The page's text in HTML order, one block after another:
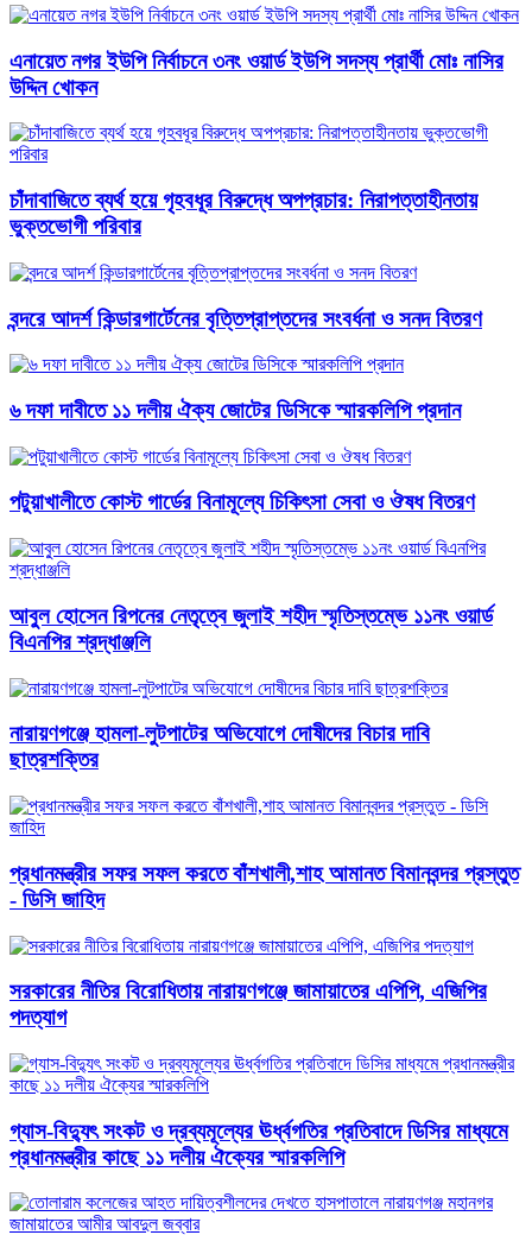
এনায়েত নগর ইউপি নির্বাচনে ৩নং ওয়ার্ড ইউপি সদস্য প্রার্থী মোঃ নাসির
উদ্দিন খোকন
চাঁদাবাজিতে ব্যর্থ হয়ে গৃহবধূর বিরুদ্ধে অপপ্রচার: নিরাপত্তাহীনতায়
ভুক্তভোগী পরিবার
বন্দরে আদর্শ কিন্ডারগার্টেনের বৃত্তিপ্রাপ্তদের সংবর্ধনা ও সনদ বিতরণ
৬ দফা দাবীতে ১১ দলীয় ঐক্য জোটের ডিসিকে স্মারকলিপি প্রদান
পটুয়াখালীতে কোস্ট গার্ডের বিনামূল্যে চিকিৎসা সেবা ও ঔষধ বিতরণ
আবু্ল হোসেন রিপনের নেতৃত্বে জুলাই শহীদ স্মৃতিস্তম্ভে ১১নং ওয়ার্ড
বিএনপির শ্রদ্ধাঞ্জলি
নারায়ণগঞ্জে হামলা-লুটপাটের অভিযোগে দোষীদের বিচার দাবি
ছাত্রশক্তির
প্রধানমন্ত্রীর সফর সফল করতে বাঁশখালী,শাহ আমানত বিমানবন্দর প্রস্তুত
- ডিসি জাহিদ
সরকারের নীতির বিরোধিতায় নারায়ণগঞ্জে জামায়াতের এপিপি, এজিপির
পদত্যাগ
গ্যাস-বিদ্যুৎ সংকট ও দ্রব্যমূল্যের ঊর্ধ্বগতির প্রতিবাদে ডিসির মাধ্যমে
প্রধানমন্ত্রীর কাছে ১১ দলীয় ঐক্যের স্মারকলিপি